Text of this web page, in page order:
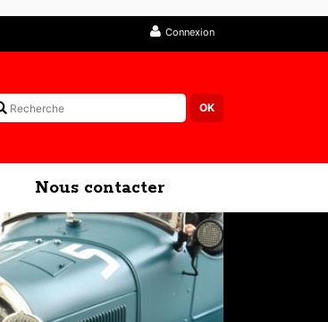
Connexion
Nous contacter